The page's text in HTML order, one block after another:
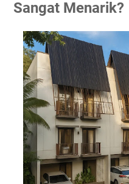
Sangat Menarik?